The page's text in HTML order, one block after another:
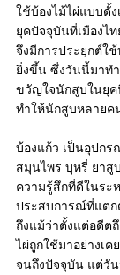
ใช้บ้องไม้ไผ่แบบดั้
ยุคปัจจุบันที่เมืองไ
จึงมีการประยุกต์ใ
ยิ่งขึ้น ซึ่งวันนี้มาทำ
ขวัญใจนักสูบในยุค
ทำให้นักสูบหลายค
บ้องแก้ว เป็นอุปกร
สมุนไพร บุหรี่ ยาสู
ความรู้สึกที่ดีในระ
ประสบการณ์ที่แตก
ถึงแม้ว่าตั้งแต่อดีต
ไผ่ถูกใช้มาอย่างเค
จนถึงปัจจุบัน แต่วั